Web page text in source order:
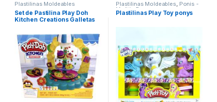
Plastilinas Moldeables
Set de Pastilina Play Doh
Kitchen Creations Galletas
Plastilinas Moldeables, Ponis -
My litle Pony
Plastilinas Play Toy ponys